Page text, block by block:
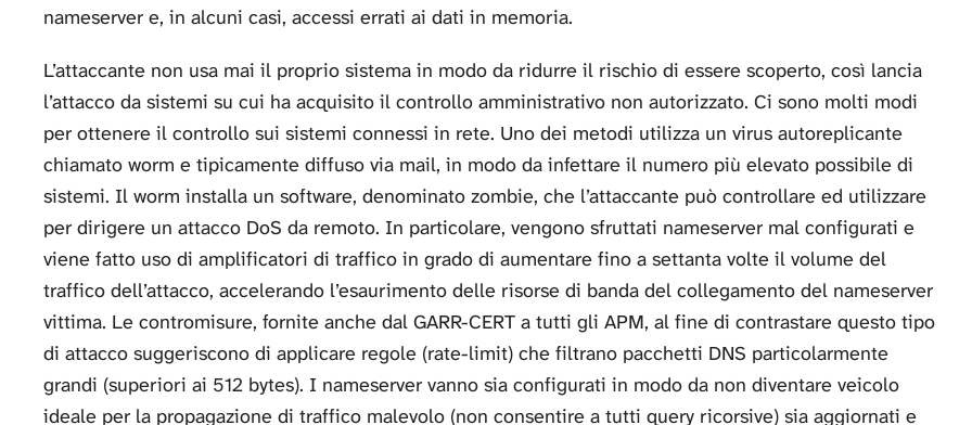
nameserver e, in alcuni casi, accessi errati ai dati in memoria.
L’attaccante non usa mai il proprio sistema in modo da ridurre il rischio di essere scoperto, così lancia
l’attacco da sistemi su cui ha acquisito il controllo amministrativo non autorizzato. Ci sono molti modi
per ottenere il controllo sui sistemi connessi in rete. Uno dei metodi utilizza un virus autoreplicante
chiamato worm e tipicamente diffuso via mail, in modo da infettare il numero più elevato possibile di
sistemi. Il worm installa un software, denominato zombie, che l’attaccante può controllare ed utilizzare
per dirigere un attacco DoS da remoto. In particolare, vengono sfruttati nameserver mal configurati e
viene fatto uso di amplificatori di traffico in grado di aumentare fino a settanta volte il volume del
traffico dell’attacco, accelerando l’esaurimento delle risorse di banda del collegamento del nameserver
vittima. Le contromisure, fornite anche dal GARR-CERT a tutti gli APM, al fine di contrastare questo tipo
di attacco suggeriscono di applicare regole (rate-limit) che filtrano pacchetti DNS particolarmente
grandi (superiori ai 512 bytes). I nameserver vanno sia configurati in modo da non diventare veicolo
ideale per la propagazione di traffico malevolo (non consentire a tutti query ricorsive) sia aggiornati e